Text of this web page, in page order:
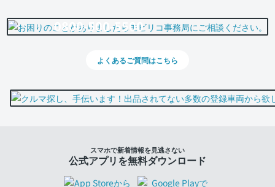
0800-500-5500
よくあるご質問はこちら
スマホで新着情報を見逃さない
公式アプリを無料ダウンロード